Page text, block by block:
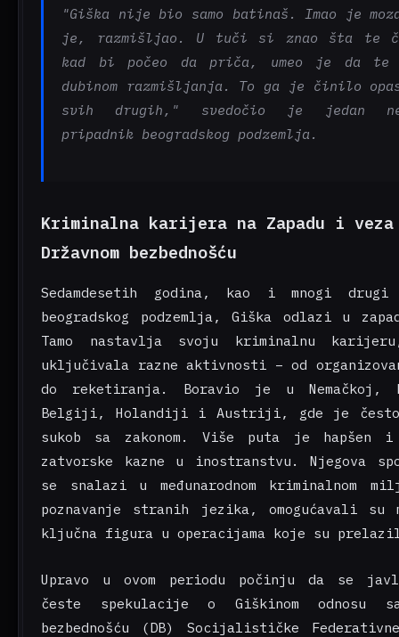
"Giška nije bio samo batinaš. Imao je
je, razmišljao. U tuči si znao šta te
kad bi počeo da priča, umeo je da te
dubinom razmišljanja. To ga je činilo
svih drugih," svedočio je jedan
pripadnik beogradskog podzemlja.
Kriminalna karijera na Zapadu i veza
Državnom bezbednošću
Sedamdesetih godina, kao i mnogi
beogradskog podzemlja, Giška odlazi u
Tamo nastavlja svoju kriminalnu
uključivala razne aktivnosti – od
do reketiranja. Boravio je u Nemačkoj,
Belgiji, Holandiji i Austriji, gde je
sukob sa zakonom. Više puta je
zatvorske kazne u inostranstvu. Njegova
se snalazi u međunarodnom kriminalnom
poznavanje stranih jezika, omogućavali su
ključna figura u operacijama koje su
Upravo u ovom periodu počinju da se
česte spekulacije o Giškinom odnosu sa
bezbednošću (DB) Socijalističke